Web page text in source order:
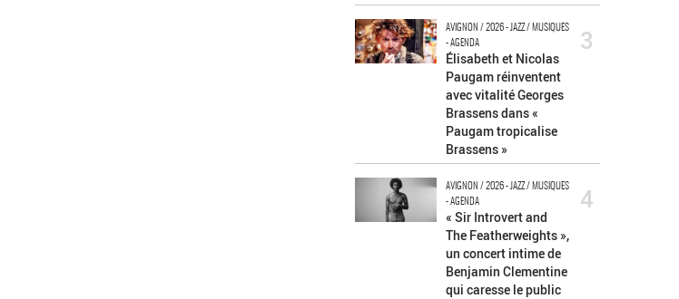
AVIGNON / 2026 - JAZZ / MUSIQUES
- AGENDA
Élisabeth et Nicolas
Paugam réinventent
avec vitalité Georges
Brassens dans «
Paugam tropicalise
Brassens »
3
AVIGNON / 2026 - JAZZ / MUSIQUES
- AGENDA
« Sir Introvert and
The Featherweights »,
un concert intime de
Benjamin Clementine
qui caresse le public
4